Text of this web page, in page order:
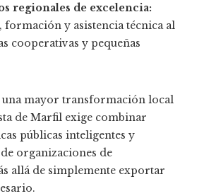
regionales de excelencia:
y asistencia técnica al
cooperativas y pequeñas
una mayor transformación local
de Marfil exige combinar
públicas inteligentes y
organizaciones de
allá de simplemente exportar